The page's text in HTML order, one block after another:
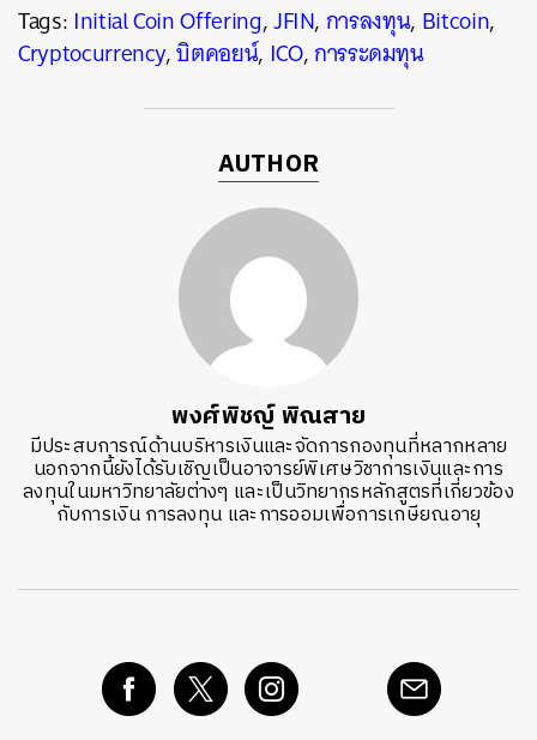
Tags: Initial Coin Offering,JFIN,การลงทุน, Bitcoin,
Cryptocurrency,บิตคอยน์, ICO,การระดมทุน
AUTHOR
พงศ์พิชญ์ พิณสาย
มีประสบการณ์ด้านบริหารเงินและจัดการกองทุนที่หลากหลาย
นอกจากนี้ยังได้รับเชิญเป็นอาจารย์พิเศษวิชาการเงินและการ
ลงทุนในมหาวิทยาลัยต่างๆ และเป็นวิทยากรหลักสูตรที่เกี่ยวข้อง
กับการเงิน การลงทุน และการออมเพื่อการเกษียณอายุ